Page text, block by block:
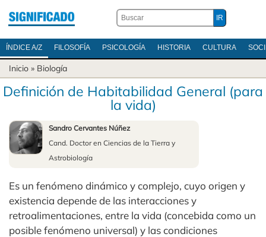
ÍNDICE A/Z FILOSOFÍA PSICOLOGÍA HISTORIA CULTURA
Inicio » Biología
Definición de Habitabilidad General (para
la vida)
Sandro Cervantes Núñez
Cand. Doctor en Ciencias de la Tierra y
Astrobiología
Es un fenómeno dinámico y complejo, cuyo origen y
existencia depende de las interacciones y
retroalimentaciones, entre la vida (concebida como un
posible fenómeno universal) y las condiciones